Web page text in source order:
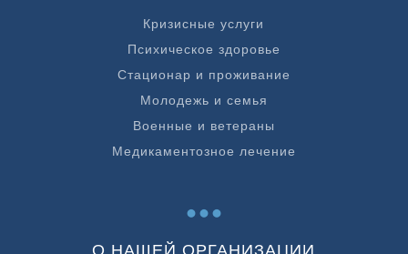
Кризисные услуги
Психическое здоровье
Стационар и проживание
Молодежь и семья
Военные и ветераны
Медикаментозное лечение
...